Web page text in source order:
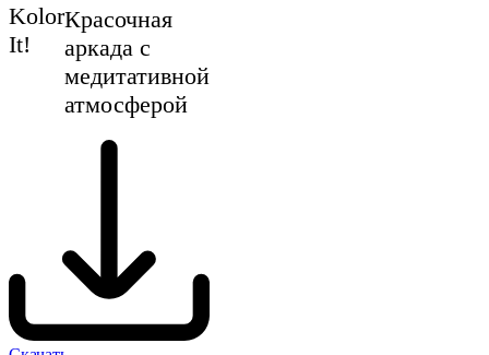
Kolor
It!
Красочная
аркада с
медитативной
атмосферой